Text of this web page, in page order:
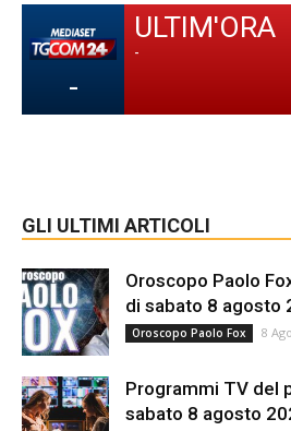
-
ULTIM'ORA
-
GLI ULTIMI ARTICOLI
Oroscopo Paolo
di sabato 8 agosto
Oroscopo Paolo Fox 8
Programmi TV del
sabato 8 agosto